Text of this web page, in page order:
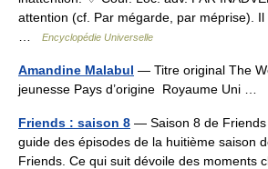
attention (cf. Par mégarde, par méprise).
Encyclopédie Universelle
Amandine Malabul — Titre original The
jeunesse Pays d’origine Royaume Uni …
Friends : saison 8 — Saison 8 de
guide des épisodes de la huitième saison
Friends. Ce qui suit dévoile des moments